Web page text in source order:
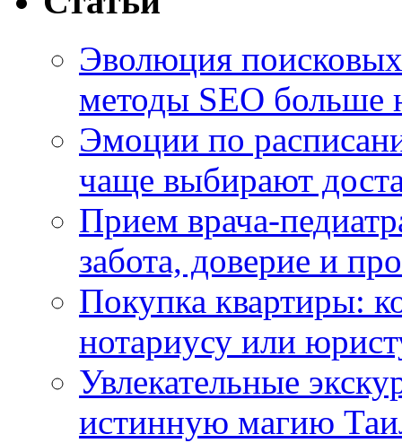
Эволюция
методы SEO больше
Эмоции по
чаще выбирают
Прием врача-
забота, доверие и
Покупка квартиры:
нотариусу или
Увлекательные
истинную магию